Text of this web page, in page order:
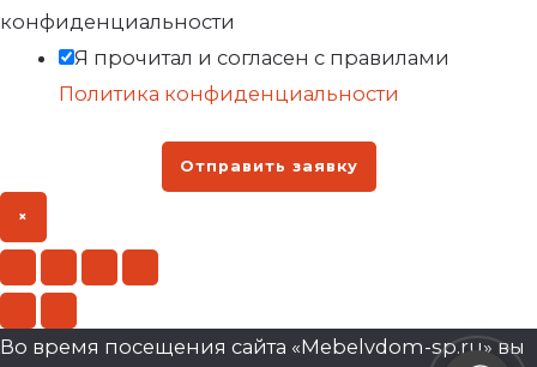
конфиденциальности
Я прочитал и согласен с правилами
Политика конфиденциальности
Отправить заявку
×
Во время посещения сайта «Mebelvdom-sp.ru» вы